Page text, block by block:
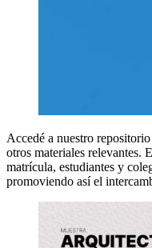
Accedé a nuestro
otros materiales relevantes.
matrícula, estudiantes y
promoviendo así el